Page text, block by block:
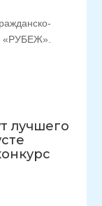
лучшего
«РУБЕЖ».